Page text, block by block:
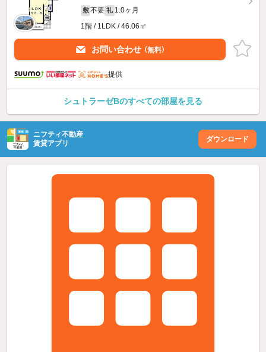
敷 不要 礼 1.0ヶ月
1階 / 1LDK / 46.06㎡
お問い合わせ （無料）
提供
シュトラーゼBのすべての部屋を見る
ニフティ不動産
賃貸アプリ
ダウンロード